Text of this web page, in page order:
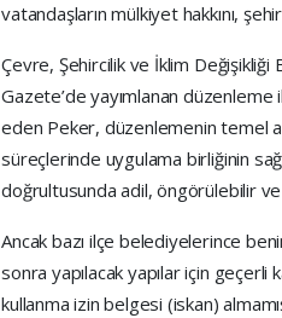
vatandaşların mülkiyet hakkını,
Çevre, Şehircilik ve İklim Değişikliği
Gazete’de yayımlanan
eden Peker, düzenlemenin temel
süreçlerinde uygulama birliğinin
doğrultusunda adil, öngörülebilir
Ancak bazı ilçe belediyelerince
sonra yapılacak yapılar için geçerli
kullanma izin belgesi (iskan) almamış